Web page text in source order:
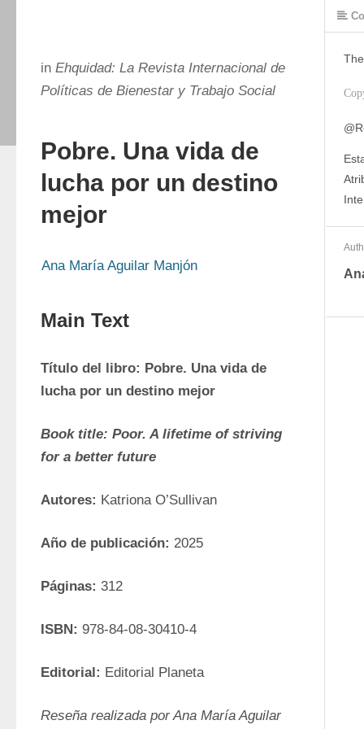
in Ehquidad: La Revista Internacional de
Políticas de Bienestar y Trabajo Social
Pobre. Una vida de
lucha por un destino
mejor
Ana María Aguilar Manjón
Main Text
Título del libro: Pobre. Una vida de
lucha por un destino mejor
Book title: Poor. A lifetime of striving
for a better future
Autores: Katriona O’Sullivan
Año de publicación: 2025
Páginas: 312
ISBN: 978-84-08-30410-4
Editorial: Editorial Planeta
Reseña realizada por Ana María Aguilar